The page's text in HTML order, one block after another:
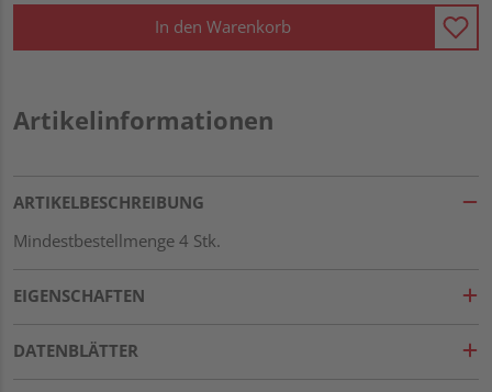
In den Warenkorb
Artikelinformationen
ARTIKELBESCHREIBUNG
Mindestbestellmenge 4 Stk.
EIGENSCHAFTEN
DATENBLÄTTER